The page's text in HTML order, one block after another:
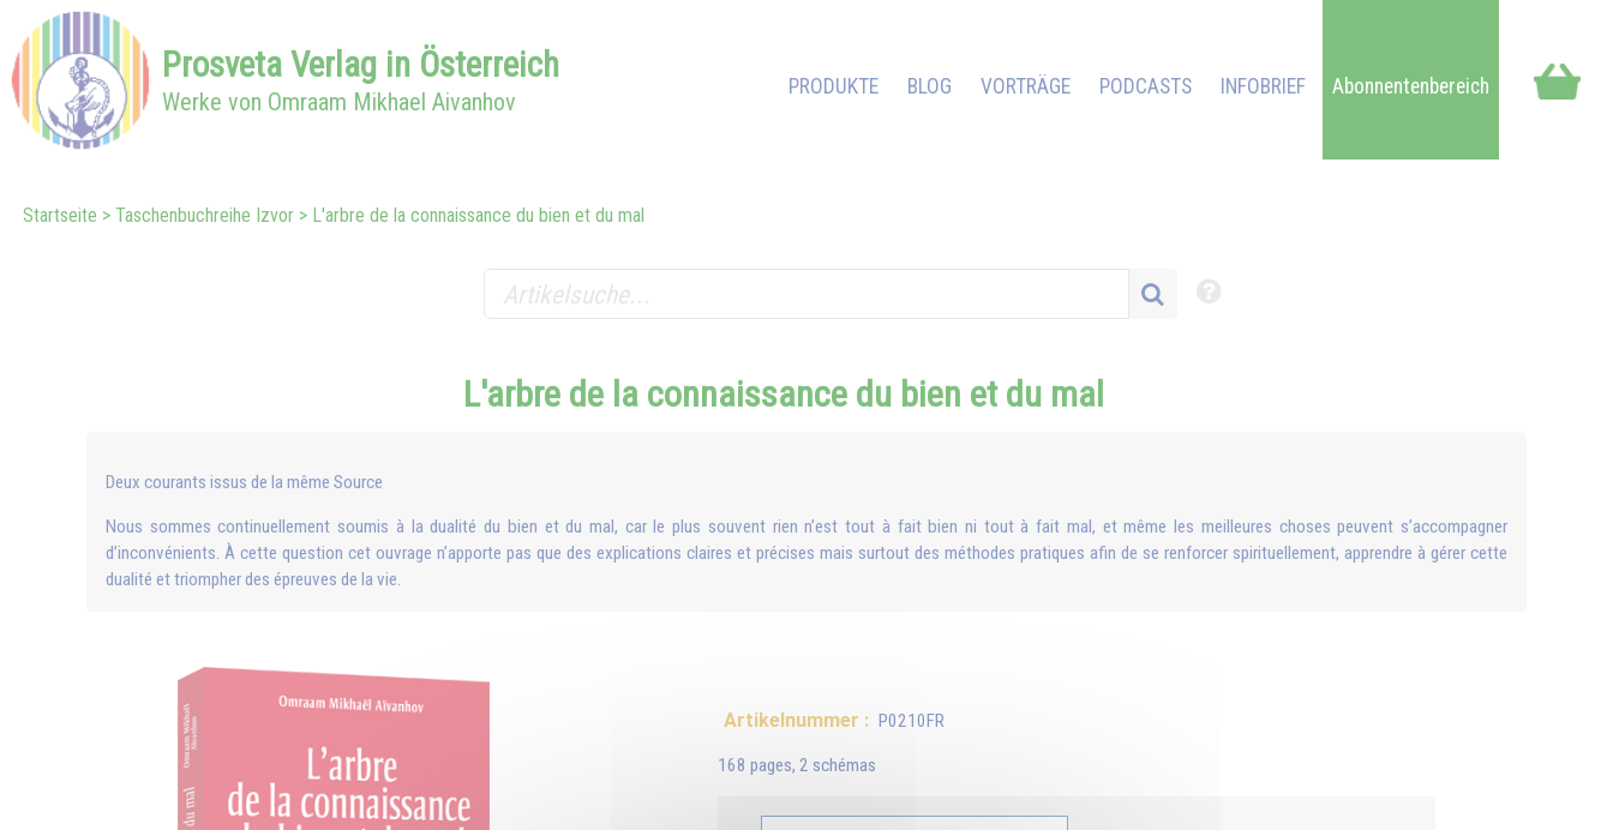
Prosveta Verlag in Österreich
Werke von Omraam Mikhael Aivanhov
PRODUKTE BLOG VORTRÄGE PODCASTS INFOBRIEF Abonnentenbereich
Startseite Taschenbuchreihe Izvor L'arbre de la connaissance du bien et du mal
L'arbre de la connaissance du bien et du mal
Deux courants issus de la même Source
Nous sommes continuellement soumis à la dualité du bien et du mal, car le plus souvent rien n’est tout à fait bien ni tout à fait mal, et même les meilleures choses peuvent s’accompagner
d’inconvénients. À cette question cet ouvrage n’apporte pas que des explications claires et précises mais surtout des méthodes pratiques afin de se renforcer spirituellement, apprendre à gérer cette
dualité et triompher des épreuves de la vie.
Artikelnummer : P0210FR
168 pages, 2 schémas